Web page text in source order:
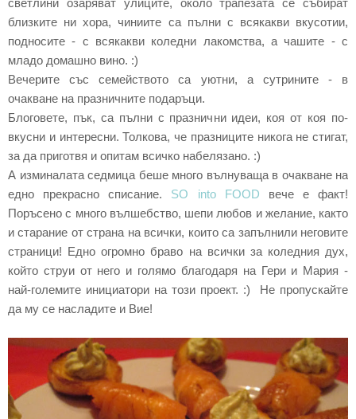
светлини озаряват улиците, около трапезата се събират
близките ни хора, чиниите са пълни с всякакви вкусотии,
подносите - с всякакви коледни лакомства, а чашите - с
младо домашно вино. :)
Вечерите със семейството са уютни, а сутрините - в
очакване на празничните подаръци.
Блоговете, пък, са пълни с празнични идеи, коя от коя по-
вкусни и интересни. Толкова, че празниците никога не стигат,
за да приготвя и опитам всичко набелязано. :)
А изминалата седмица беше много вълнуваща в очакване на
едно прекрасно списание. SO into FOOD вече е факт!
Поръсено с много вълшебство, шепи любов и желание, както
и старание от страна на всички, които са запълнили неговите
страници! Едно огромно браво на всички за коледния дух,
който струи от него и голямо благодаря на Гери и Мария -
най-големите инициатори на този проект. :) Не пропускайте
да му се насладите и Вие!